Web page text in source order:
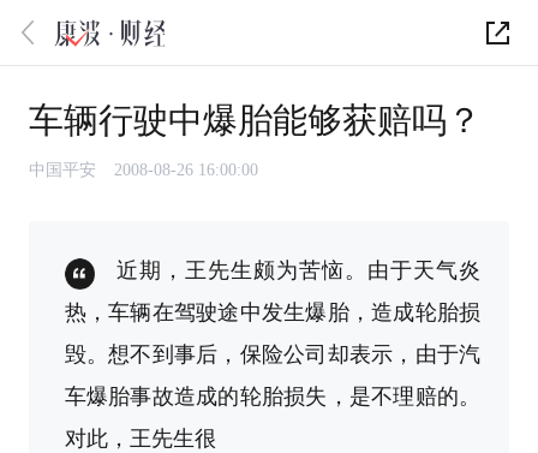
车辆行驶中爆胎能够获赔吗？
中国平安 2008-08-26 16:00:00
近期，王先生颇为苦恼。由于天气炎
热，车辆在驾驶途中发生爆胎，造成轮胎损
毁。想不到事后，保险公司却表示，由于汽
车爆胎事故造成的轮胎损失，是不理赔的。
对此，王先生很